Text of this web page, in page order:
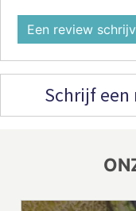
Een review
Schrijf een